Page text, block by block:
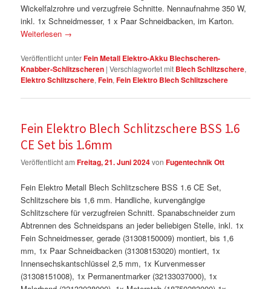
Wickelfalzrohre und verzugfreie Schnitte. Nennaufnahme 350 W,
inkl. 1x Schneidmesser, 1 x Paar Schneidbacken, im Karton.
Weiterlesen →
Veröffentlicht unterFein Metall Elektro-Akku Blechscheren-
Knabber-Schlitzscheren |Verschlagwortet mit Blech Schlitzschere,
Elektro Schlitzschere,Fein,Fein Elektro Blech Schlitzschere
Fein Elektro Blech Schlitzschere BSS 1.6
CE Set bis 1.6mm
Veröffentlicht amFreitag, 21. Juni 2024vonFugentechnik Ott
Fein Elektro Metall Blech Schlitzschere BSS 1.6 CE Set,
Schlitzschere bis 1,6 mm. Handliche, kurvengängige
Schlitzschere für verzugfreien Schnitt. Spanabschneider zum
Abtrennen des Schneidspans an jeder beliebigen Stelle, inkl. 1x
Fein Schneidmesser, gerade (31308150009) montiert, bis 1,6
mm, 1x Paar Schneidbacken (31308153020) montiert, 1x
Innensechskantschlüssel 2,5 mm, 1x Kurvenmesser
(31308151008), 1x Permanentmarker (32133037000), 1x